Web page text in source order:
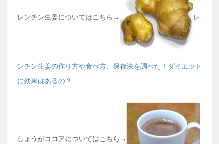
レンチン生姜についてはこちら→ レ
ンチン生姜の作り方や食べ方、保存法を調べた！ダイエット
に効果はあるの？
しょうがココアについてはこちら→